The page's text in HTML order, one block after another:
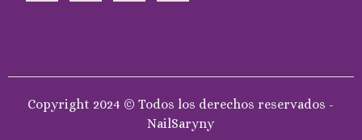
Copyright 2024 © Todos los derechos reservados -
NailSaryny